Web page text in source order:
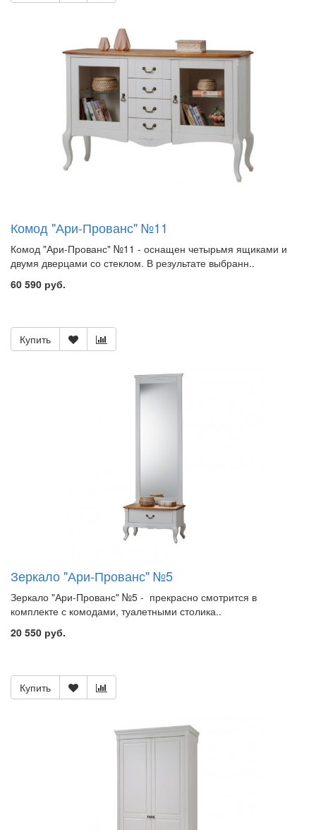
Комод "Ари-Прованс" №11
Комод "Ари-Прованс" №11 - оснащен четырьмя ящиками и
двумя дверцами со стеклом. В результате выбранн..
60 590 руб.
Купить
Зеркало "Ари-Прованс" №5
Зеркало "Ари-Прованс" №5 - прекрасно смотрится в
комплекте с комодами, туалетными столика..
20 550 руб.
Купить